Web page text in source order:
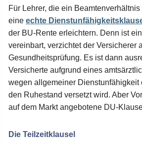
Für Lehrer, die ein
eine echte
der BU-Rente erleichtern. Denn ist
vereinbart, verzichtet der Versicherer
Gesundheitsprüfung. Es ist dann
Versicherte aufgrund eines
wegen allgemeiner Dienstunfähigkeit
den Ruhestand versetzt wird. Aber
auf dem Markt angebotene DU-
Die Teilzeitklausel